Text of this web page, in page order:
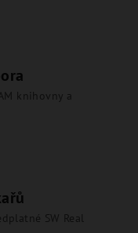
knihovny a
SW Real